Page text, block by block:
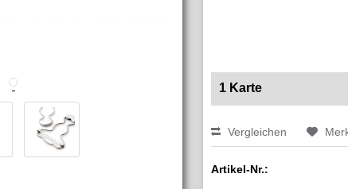
Vergleichen
Artikel-Nr.: